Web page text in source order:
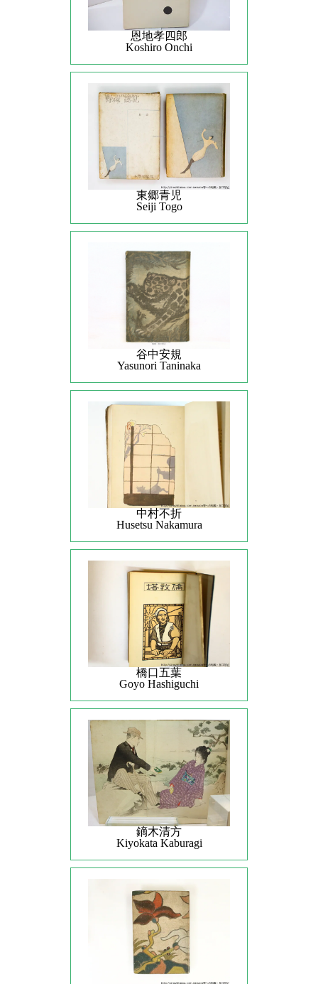
恩地孝四郎
Koshiro Onchi
東郷青児
Seiji Togo
谷中安規
Yasunori Taninaka
中村不折
Husetsu Nakamura
橋口五葉
Goyo Hashiguchi
鏑木清方
Kiyokata Kaburagi